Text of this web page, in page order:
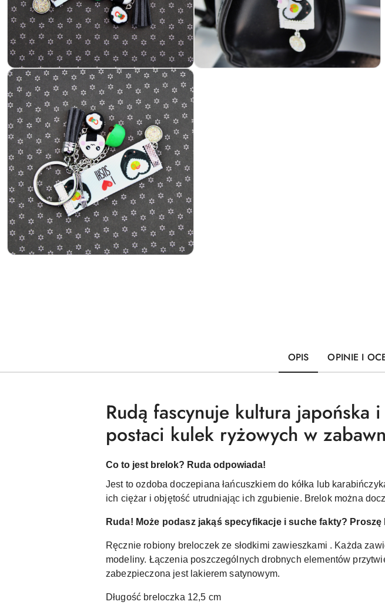
OPIS OPINIE I
Rudą fascynuje kultura japońska
postaci kulek ryżowych w
Co to jest brelok? Ruda odpowiada!
Jest to ozdoba doczepiana łańcuszkiem do kółka lub
ich ciężar i objętość utrudniając ich zgubienie. Brelok można
Ruda! Może podasz jakąś specyfikacje i suche fakty? Proszę
Ręcznie robiony breloczek ze słodkimi zawieszkami . Każda
modeliny. Łączenia poszczególnych drobnych elementów
zabezpieczona jest lakierem satynowym.
Długość breloczka 12,5 cm